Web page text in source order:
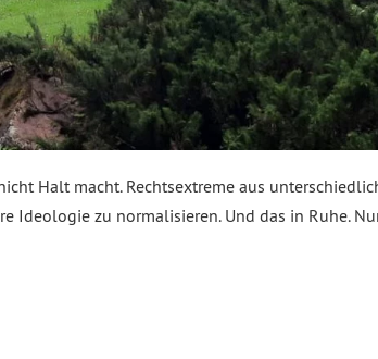
Halt macht. Rechtsextreme aus
Ideologie zu normalisieren. Und das in Ruhe.